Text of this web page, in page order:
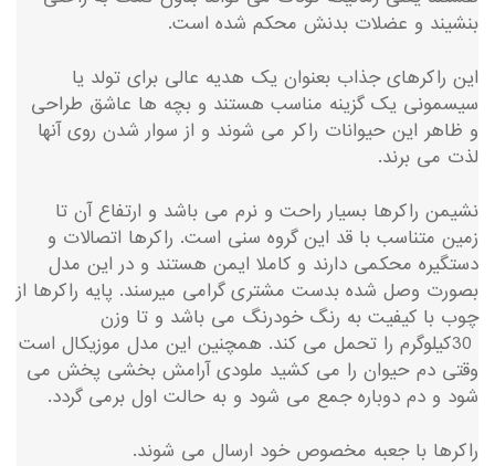
بنشیند و عضلات بدنش محکم شده است.
این راکرهای جذاب بعنوان یک هدیه عالی برای تولد یا
سیسمونی یک گزینه مناسب هستند و بچه ها عاشق طراحی
و ظاهر این حیوانات راکر می شوند و از سوار شدن روی آنها
لذت می برند.
نشیمن راکرها بسیار راحت و نرم می باشد و ارتفاع آن تا
زمین متناسب با قد این گروه سنی است. راکرها اتصالات و
دستگیره محکمی دارند و کاملا ایمن هستند و در این مدل
بصورت وصل شده بدست مشتری گرامی میرسند. پایه راکرها از
چوب با کیفیت به رنگ خودرنگ می باشد و تا وزن
30کیلوگرم را تحمل می کند. همچنین این مدل موزیکال است
وقتی دم حیوان را می کشید ملودی آرامش بخشی پخش می
شود و دم دوباره جمع می شود و به حالت اول برمی گردد.
راکرها با جعبه مخصوص خود ارسال می شوند.